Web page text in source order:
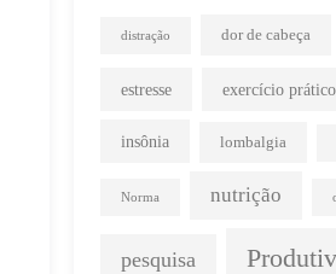
distração dor de cabeça
estresse exercício prático
insônia lombalgia
Norma nutrição
pesquisa